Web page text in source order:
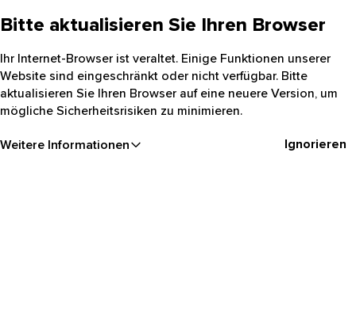
Bitte aktualisieren Sie Ihren Browser
Ihr Internet-Browser ist veraltet. Einige Funktionen unserer
Website sind eingeschränkt oder nicht verfügbar. Bitte
aktualisieren Sie Ihren Browser auf eine neuere Version, um
mögliche Sicherheitsrisiken zu minimieren.
Weitere Informationen Ignorieren